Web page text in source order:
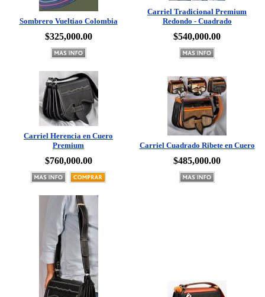
Sombrero Vueltiao Colombia
$325,000.00 $540,000.00
Carriel Herencia en Cuero
Premium
$760,000.00
Carriel Cuadrado Ribete en Cuero
$485,000.00